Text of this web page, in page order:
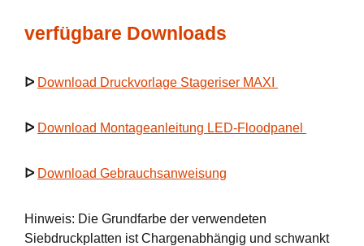
verfügbare Downloads
ᐅ Download Druckvorlage Stageriser MAXI
ᐅ Download Montageanleitung LED-Floodpanel
ᐅ Download Gebrauchsanweisung
Hinweis: Die Grundfarbe der verwendeten
Siebdruckplatten ist Chargenabhängig und schwankt